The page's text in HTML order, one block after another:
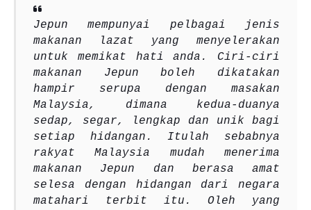
Jepun mempunyai pelbagai jenis
makanan lazat yang menyelerakan
untuk memikat hati anda. Ciri-ciri
makanan Jepun boleh dikatakan
hampir serupa dengan masakan
Malaysia, dimana kedua-duanya
sedap, segar, lengkap dan unik bagi
setiap hidangan. Itulah sebabnya
rakyat Malaysia mudah menerima
makanan Jepun dan berasa amat
selesa dengan hidangan dari negara
matahari terbit itu. Oleh yang